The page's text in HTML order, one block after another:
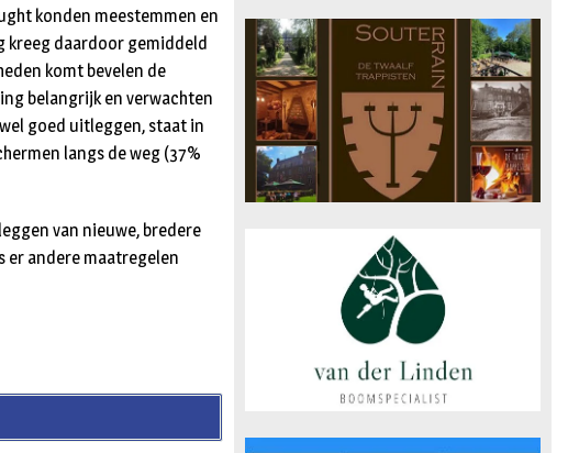
konden meestemmen en
kreeg daardoor gemiddeld
komt bevelen de
belangrijk en verwachten
goed uitleggen, staat in
langs de weg (37%
van nieuwe, bredere
er andere maatregelen